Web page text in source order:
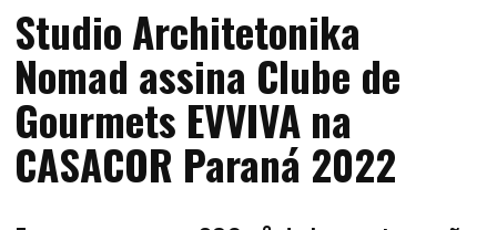
Studio Architetonika
Nomad assina Clube de
Gourmets EVVIVA na
CASACOR Paraná 2022